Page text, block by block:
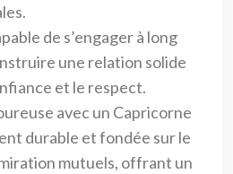
de s’engager à long
une relation solide
et le respect.
avec un Capricorne
durable et fondée sur le
mutuels, offrant un